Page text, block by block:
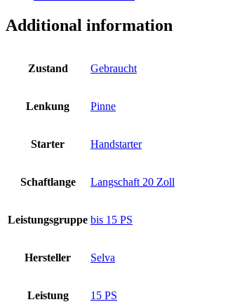
Additional information
Zustand Gebraucht
Lenkung Pinne
Starter Handstarter
Schaftlange Langschaft 20 Zoll
Leistungsgruppe bis 15 PS
Hersteller Selva
Leistung 15 PS